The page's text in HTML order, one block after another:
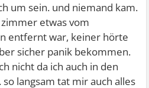
um sein. und niemand kam.
etwas vom
entfernt war, keiner hörte
sicher panik bekommen.
nicht da ich auch in den
langsam tat mir auch alles